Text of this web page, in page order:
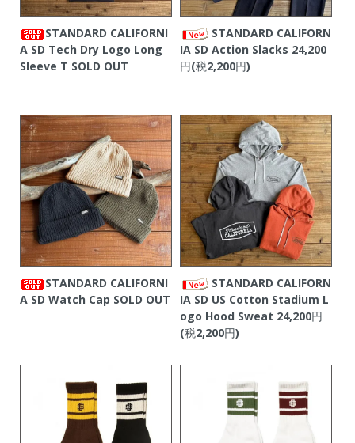
STANDARD CALIFORNI
A SD Tech Dry Logo Long
Sleeve T SOLD OUT
STANDARD CALIFORN
IA SD Action Slacks 24,200
円(税2,200円)
STANDARD CALIFORNI
A SD Watch Cap SOLD OUT
STANDARD CALIFORN
IA SD US Cotton Stadium L
ogo Hood Sweat 24,200円
(税2,200円)